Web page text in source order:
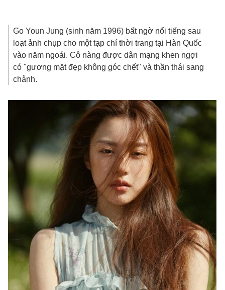
Go Youn Jung (sinh năm 1996) bất ngờ nổi tiếng sau
loạt ảnh chụp cho một tạp chí thời trang tại Hàn Quốc
vào năm ngoái. Cô nàng được dân mạng khen ngợi
có "gương mặt đẹp không góc chết" và thần thái sang
chảnh.